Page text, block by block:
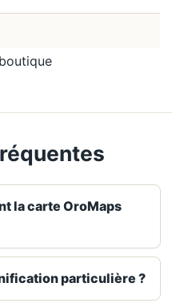
la carte OroMaps
particulière ?